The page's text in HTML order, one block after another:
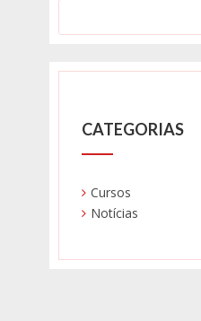
CATEGORIAS
Cursos
Notícias